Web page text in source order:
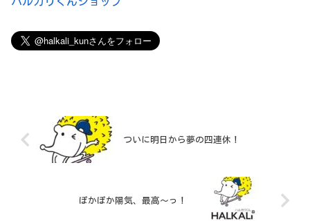
ついに明日から夢の四連休！
ぽかぽか陽気、最高〜っ！